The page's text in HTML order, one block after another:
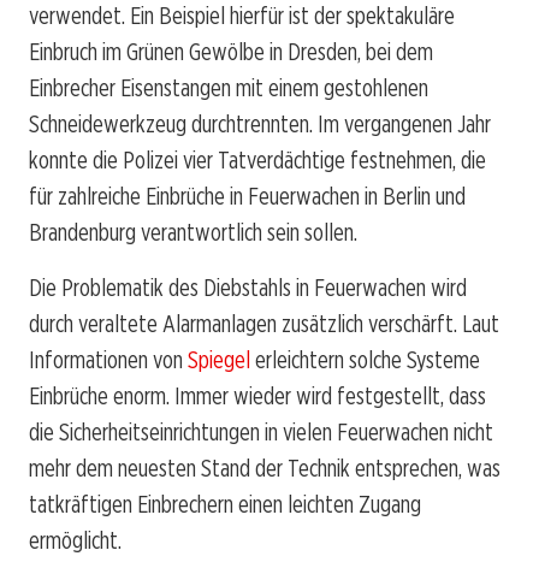
verwendet. Ein Beispiel hierfür ist der spektakuläre
Einbruch im Grünen Gewölbe in Dresden, bei dem
Einbrecher Eisenstangen mit einem gestohlenen
Schneidewerkzeug durchtrennten. Im vergangenen Jahr
konnte die Polizei vier Tatverdächtige festnehmen, die
für zahlreiche Einbrüche in Feuerwachen in Berlin und
Brandenburg verantwortlich sein sollen.
Die Problematik des Diebstahls in Feuerwachen wird
durch veraltete Alarmanlagen zusätzlich verschärft. Laut
Informationen von Spiegelerleichtern solche Systeme
Einbrüche enorm. Immer wieder wird festgestellt, dass
die Sicherheitseinrichtungen in vielen Feuerwachen nicht
mehr dem neuesten Stand der Technik entsprechen, was
tatkräftigen Einbrechern einen leichten Zugang
ermöglicht.